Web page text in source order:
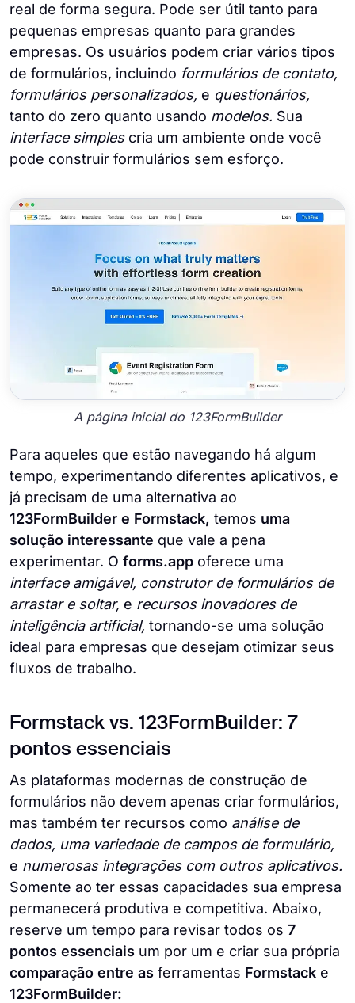
real de forma segura. Pode ser útil tanto para
pequenas empresas quanto para grandes
empresas. Os usuários podem criar vários tipos
de formulários, incluindo formulários de contato,
formulários personalizados, e questionários,
tanto do zero quanto usando modelos. Sua
interface simplescria um ambiente onde você
pode construir formulários sem esforço.
A página inicial do 123FormBuilder
Para aqueles que estão navegando há algum
tempo, experimentando diferentes aplicativos, e
já precisam de uma alternativa ao
123FormBuilder e Formstack, temos uma
solução interessante que vale a pena
experimentar. O forms.app oferece uma
interface amigável, construtor de formulários de
arrastar e soltar, e recursos inovadores de
inteligência artificial, tornando-se uma solução
ideal para empresas que desejam otimizar seus
fluxos de trabalho.
Formstack vs. 123FormBuilder: 7
pontos essenciais
As plataformas modernas de construção de
formulários não devem apenas criar formulários,
mas também ter recursos como análise de
dados, uma variedade de campos de formulário,
e numerosas integrações com outros aplicativos.
Somente ao ter essas capacidades sua empresa
permanecerá produtiva e competitiva. Abaixo,
reserve um tempo para revisar todos os 7
pontos essenciais um por um e criar sua própria
comparação entre as ferramentas Formstack e
123FormBuilder: